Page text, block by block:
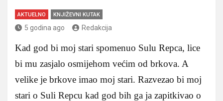
AKTUELNO KNJIŽEVNI KUTAK
5 godina ago Redakcija
Kad god bi moj stari spomenuo Sulu Repca, lice
bi mu zasjalo osmijehom većim od brkova. A
velike je brkove imao moj stari. Razvezao bi moj
stari o Suli Repcu kad god bih ga ja zapitkivao o